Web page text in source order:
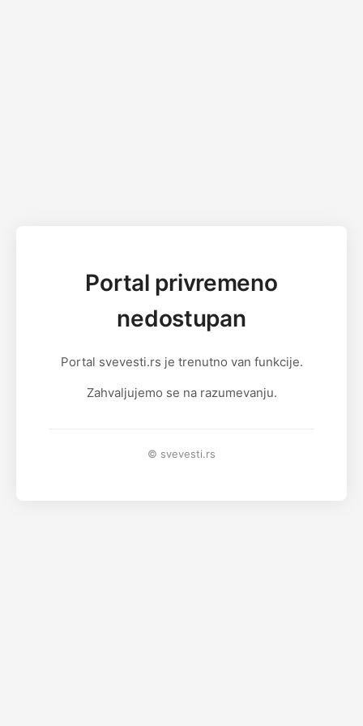
Portal privremeno
nedostupan
Portal svevesti.rs je trenutno van funkcije.
Zahvaljujemo se na razumevanju.
© svevesti.rs